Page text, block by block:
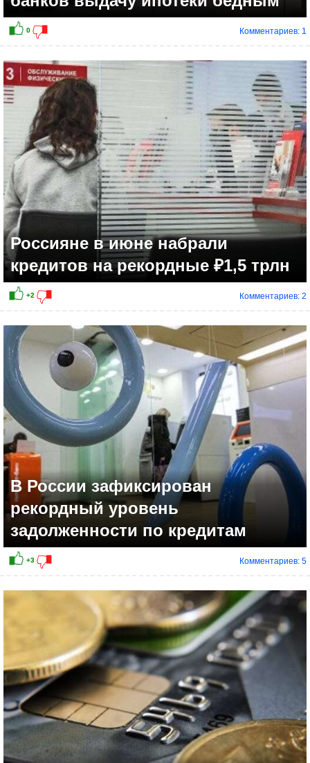
+4
Комментариев: 1
Россияне в июне набрали
кредитов на рекордные ₽1,5 трлн
Комментариев: 2
В России зафиксирован
рекордный уровень
задолженности по кредитам
Комментариев: 5